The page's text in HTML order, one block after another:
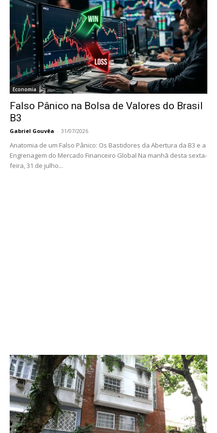
Economia
Falso Pânico na Bolsa de Valores do Brasil
B3
Gabriel Gouvêa - 31/07/2026
Anatomia de um Falso Pânico: Os Bastidores da Abertura da B3 e a
Engrenagem do Mercado Financeiro Global Na manhã desta sexta-
feira, 31 de julho...